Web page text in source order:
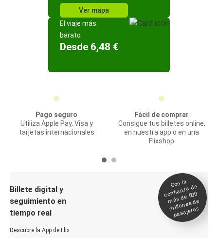
Ver mapa
El viaje más
barato
Desde 6,48 €
Pago seguro
Utiliza Apple Pay, Visa y
tarjetas internacionales
Fácil de comprar
Consigue tus billetes online,
en nuestra app o en una
Flixshop
Billete digital y
seguimiento en
tiempo real
Descubre la App de Flix
Con la
confianza de
más de 500
millones de
pasajeros